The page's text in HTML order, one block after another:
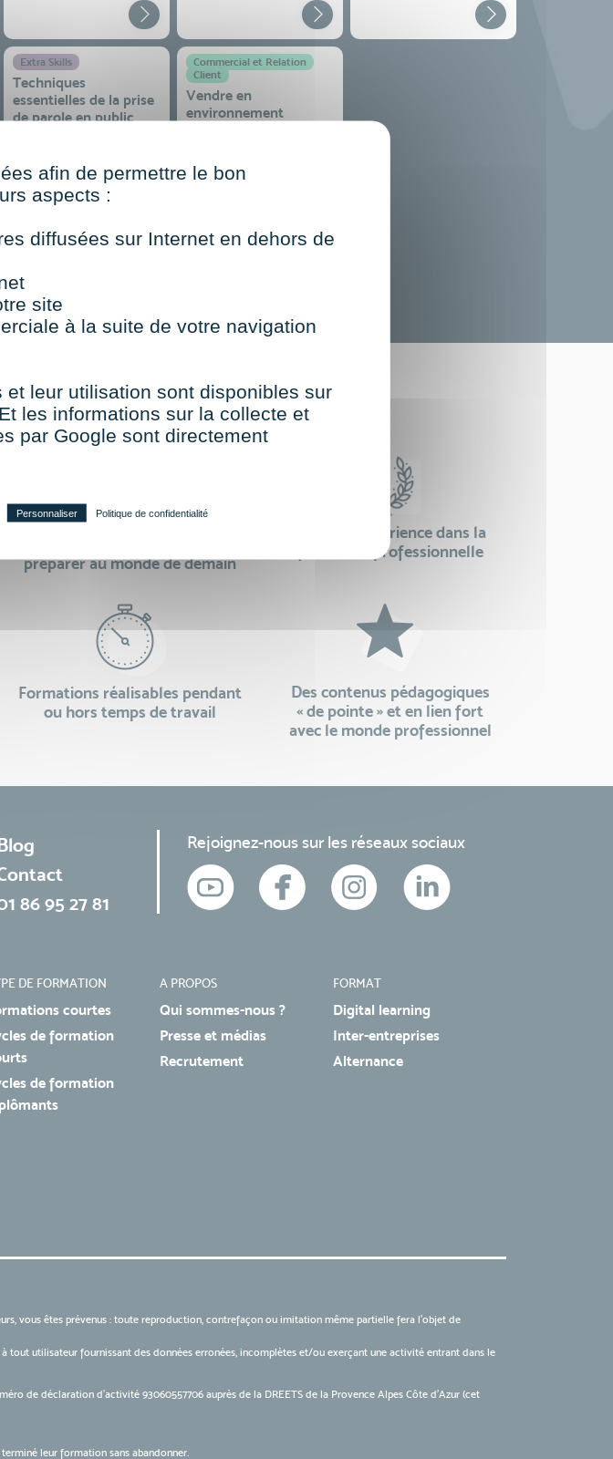
Extra Skills
Techniques
essentielles de la prise
de parole en public
Commercial et Relation
Client
Vendre en
environnement
COURTES
academy c’est
préparer au monde de demain
24 ans d'expérience dans la
formation professionnelle
Formations réalisables pendant
ou hors temps de travail
Des contenus pédagogiques
« de pointe » et en lien fort
avec le monde professionnel
86 95 27 81
Rejoignez-nous sur les réseaux sociaux
DE FORMATION
courtes
de formation
de formation
A PROPOS
Qui sommes-nous ?
Presse et médias
Recrutement
FORMAT
Digital learning
Inter-entreprises
Alternance
vous êtes prévenus : toute reproduction, contrefaçon ou imitation même partielle fera l'objet de
tout utilisateur fournissant des données erronées, incomplètes et/ou exerçant une activité entrant dans le
de déclaration d’activité 93060557706 auprès de la DREETS de la Provence Alpes Côte d’Azur (cet
leur formation sans abandonner.
afin de permettre le bon
aspects :
diffusées sur Internet en dehors de
site
à la suite de votre navigation
leur utilisation sont disponibles sur
les informations sur la collecte et
par Google sont directement
Personnaliser Politique de confidentialité